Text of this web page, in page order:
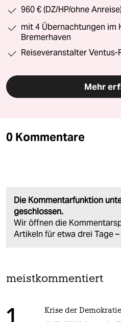
960 € (DZ/HP/ohne
mit 4 Übernachtungen im
Bremerhaven
Reiseveranstalter Ventus-
Mehr
0 Kommentare
Die Kommentarfunktion
geschlossen.
Wir öffnen die
Artikeln für etwa drei Tage –
meistkommentiert
Krise der Demokratie